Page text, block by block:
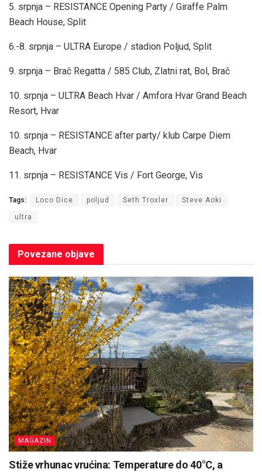
5. srpnja – RESISTANCE Opening Party / Giraffe Palm
Beach House, Split
6.-8. srpnja – ULTRA Europe / stadion Poljud, Split
9. srpnja – Brač Regatta / 585 Club, Zlatni rat, Bol, Brač
10. srpnja – ULTRA Beach Hvar / Amfora Hvar Grand Beach
Resort, Hvar
10. srpnja – RESISTANCE after party/ klub Carpe Diem
Beach, Hvar
11. srpnja – RESISTANCE Vis / Fort George, Vis
Tags: Loco Dice poljud Seth Troxler Steve Aoki
ultra
Povezane objave
MAGAZIN
Stiže vrhunac vrućina: Temperature do 40°C, a